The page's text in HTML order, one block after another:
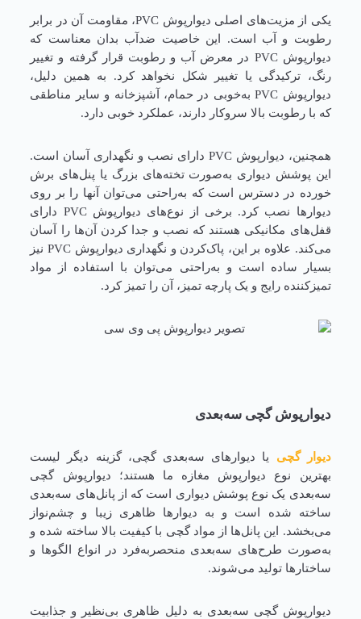
یکی از مزیت‌های اصلی دیوارپوش PVC، مقاومت آن در برابر
رطوبت و آب است. این خاصیت ضدآب بدان معناست که
دیوارپوش PVC در معرض آب و رطوبت قرار گرفته و تغییر
رنگ، ترکیدگی یا تغییر شکل نخواهد کرد. به همین دلیل،
دیوارپوش PVC به‌خوبی در حمام، آشپزخانه و سایر مناطقی
که با رطوبت بالا سروکار دارند، عملکرد خوبی دارد.
همچنین، دیوارپوش PVC دارای نصب و نگهداری آسان است.
این پوشش دیواری به‌صورت تخته‌های بزرگ یا پنل‌های برش
خورده در دسترس است که به‌راحتی می‌توان آنها را بر روی
دیوارها نصب کرد. برخی از نوع‌های دیوارپوش PVC دارای
قفل‌های مکانیکی هستند که نصب و جدا کردن آن‌ها را آسان
می‌کند. علاوه بر این، پاک‌کردن و نگهداری دیوارپوش PVC نیز
بسیار ساده است و به‌راحتی می‌توان با استفاده از مواد
تمیزکننده رایج و یک پارچه تمیز، آن را تمیز کرد.
دیوارپوش گچی سه‌بعدی
دیوار گچی
یا دیوارهای سه‌بعدی گچی، گزینه دیگر لیست
بهترین نوع دیوارپوش مغازه ما هستند؛ دیوارپوش گچی
سه‌بعدی یک نوع پوشش دیواری است که از پانل‌های سه‌بعدی
ساخته شده است و به دیوارها ظاهری زیبا و چشم‌نواز
می‌بخشد. این پانل‌ها از مواد گچی با کیفیت بالا ساخته شده و
به‌صورت طرح‌های سه‌بعدی منحصربه‌فرد در انواع الگوها و
ساختارها تولید می‌شوند.
دیوارپوش گچی سه‌بعدی به دلیل ظاهری بی‌نظیر و جذابیت